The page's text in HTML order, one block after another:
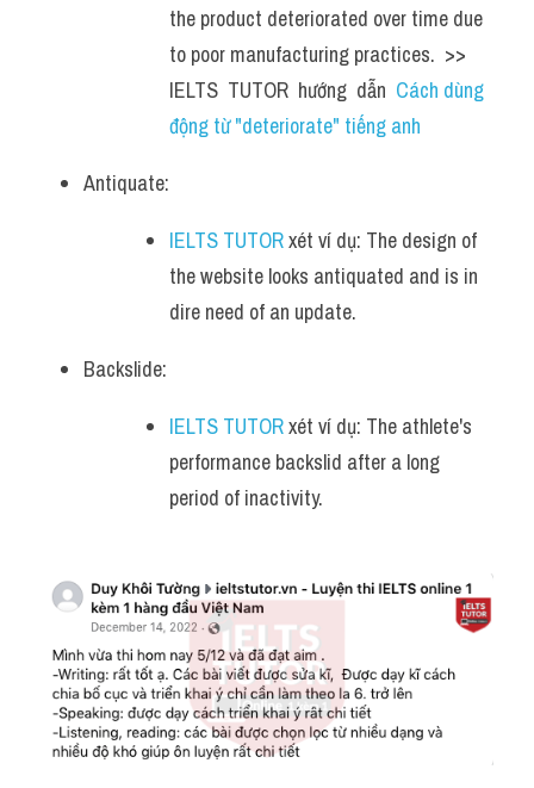
the product deteriorated over time due
to poor manufacturing practices.  >>
IELTS  TUTOR  hướng  dẫn Cách dùng
động từ "deteriorate" tiếng anh
Antiquate:
IELTS TUTOR xét ví dụ: The design of
the website looks antiquated and is in
dire need of an update.
Backslide:
IELTS TUTOR xét ví dụ: The athlete's
performance backslid after a long
period of inactivity.